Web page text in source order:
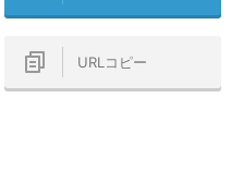
URLコピー